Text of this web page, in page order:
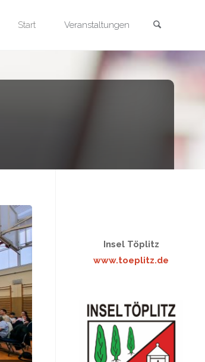
Start Veranstaltungen
Insel Töplitz
www.toeplitz.de